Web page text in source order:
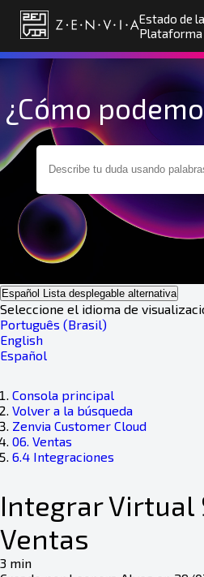
Estado de la
Plataforma
¿Cómo
Español Lista desplegable alternativa
Seleccione el idioma de
Português (Brasil)
English
Español
Consola principal
Volver a la búsqueda
Zenvia Customer Cloud
06. Ventas
6.4 Integraciones
Integrar Virtual
Ventas
3 min